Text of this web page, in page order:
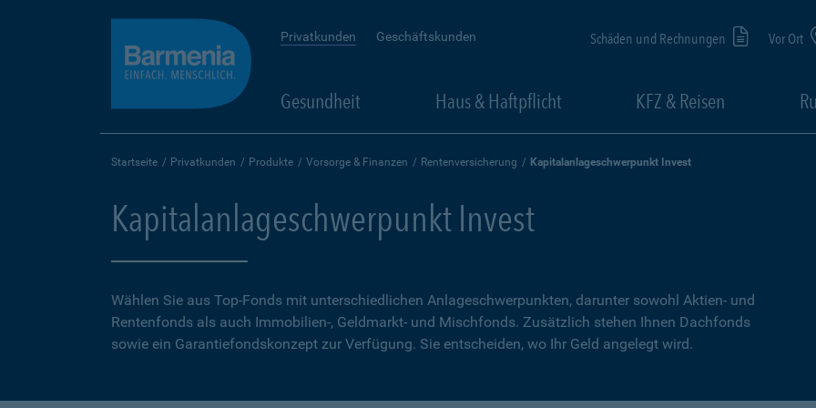
Privatkunden Geschäftskunden Schäden und Rechnungen Vor Ort
Gesundheit Haus & Haftpflicht KFZ & Reisen
Startseite Privatkunden Produkte Vorsorge & Finanzen Rentenversicherung Kapitalanlageschwerpunkt Invest
Kapitalanlageschwerpunkt Invest
Wählen Sie aus Top-Fonds mit unterschiedlichen Anlageschwerpunkten, darunter sowohl Aktien- und
Rentenfonds als auch Immobilien-, Geldmarkt- und Mischfonds. Zusätzlich stehen Ihnen Dachfonds
sowie ein Garantiefondskonzept zur Verfügung. Sie entscheiden, wo Ihr Geld angelegt wird.